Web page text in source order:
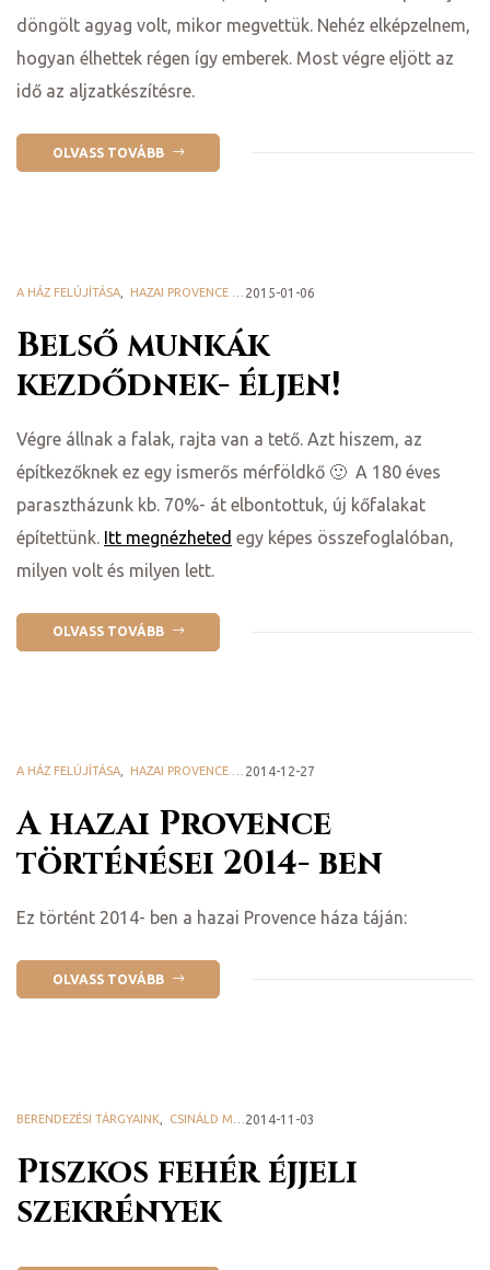
döngölt agyag volt, mikor megvettük. Nehéz elképzelnem,
hogyan élhettek régen így emberek. Most végre eljött az
idő az aljzatkészítésre.
OLVASS TOVÁBB
Belső munkák
kezdődnek- éljen!
A HÁZ FELÚJÍTÁSA HAZAI PROVENCE BLOG 2015-01-06
Végre állnak a falak, rajta van a tető. Azt hiszem, az
építkezőknek ez egy ismerős mérföldkő 🙂 A 180 éves
parasztházunk kb. 70%- át elbontottuk, új kőfalakat
építettünk. Itt megnézheted egy képes összefoglalóban,
milyen volt és milyen lett.
OLVASS TOVÁBB
A hazai Provence
történései 2014- ben
A HÁZ FELÚJÍTÁSA HAZAI PROVENCE BLOG 2014-12-27
Ez történt 2014- ben a hazai Provence háza táján:
OLVASS TOVÁBB
Piszkos fehér éjjeli
szekrények
BERENDEZÉSI TÁRGYAINK CSINÁLD MAGAD! - DIY ,HAZAI PROVENCE BLOG
2014-11-03